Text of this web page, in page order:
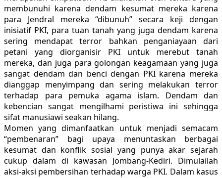
membunuhi karena dendam kesumat mereka karena
para Jendral mereka “dibunuh” secara keji dengan
inisiatif PKI, para tuan tanah yang juga dendam karena
sering mendapat terror bahkan penganiayaan dari
petani yang diorganisir PKI untuk merebut tanah
mereka, dan juga para golongan keagamaan yang juga
sangat dendam dan benci dengan PKI karena mereka
dianggap menyimpang dan sering melakukan terror
terhadap para pemuka agama islam. Dendam dan
kebencian sangat mengilhami peristiwa ini sehingga
sifat manusiawi seakan hilang.
Momen yang dimanfaatkan untuk menjadi semacam
“pembenaran” bagi upaya menuntaskan berbagai
kesumat dan konflik sosial yang punya akar sejarah
cukup dalam di kawasan Jombang-Kediri. Dimulailah
aksi-aksi pembersihan terhadap warga PKI. Dalam kasus